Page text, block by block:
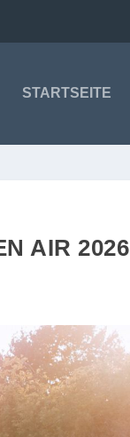
STARTSEITE
AIR 2026